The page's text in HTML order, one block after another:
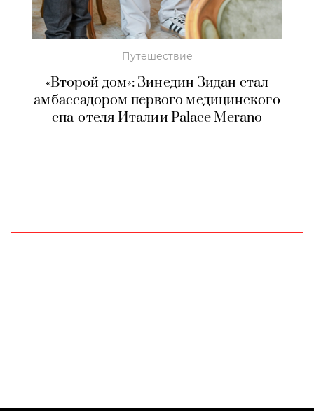
Путешествие
«Второй дом»: Зинедин Зидан стал
амбассадором первого медицинского
спа-отеля Италии Palace Merano